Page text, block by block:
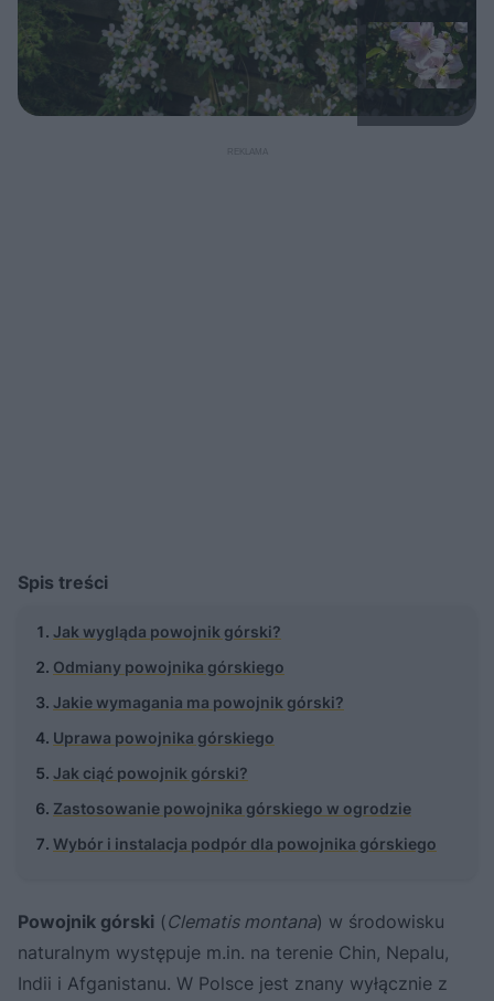
Spis treści
Jak wygląda powojnik górski?
Odmiany powojnika górskiego
Jakie wymagania ma powojnik górski?
Uprawa powojnika górskiego
Jak ciąć powojnik górski?
Zastosowanie powojnika górskiego w ogrodzie
Wybór i instalacja podpór dla powojnika górskiego
Powojnik górski (Clematis montana) w środowisku
naturalnym występuje m.in. na terenie Chin, Nepalu,
Indii i Afganistanu. W Polsce jest znany wyłącznie z